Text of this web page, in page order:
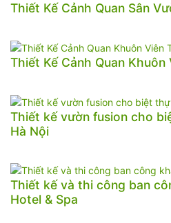
Thiết Kế Cảnh Quan Sân
Thiết Kế Cảnh Quan Khuôn
Thiết kế vườn fusion cho
Hà Nội
Thiết kế và thi công ban
Hotel & Spa